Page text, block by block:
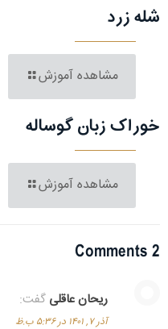
شله زرد
مشاهده آموزش
خوراک زبان گوساله
مشاهده آموزش
2 Comments
ریحان عاقلی گفت:
آذر ۷, ۱۴۰۱ در ۵:۳۶ ب.ظ